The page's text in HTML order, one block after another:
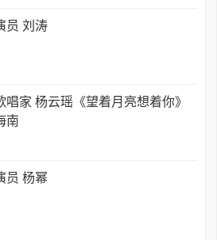
员 刘涛
唱家 杨云瑶《望着月亮想着你》
南
员 杨幂